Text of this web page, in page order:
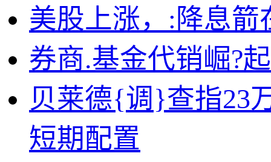
美股上涨，:降息箭
券商.基金代销崛?
贝莱德{调}查指23
短期配置